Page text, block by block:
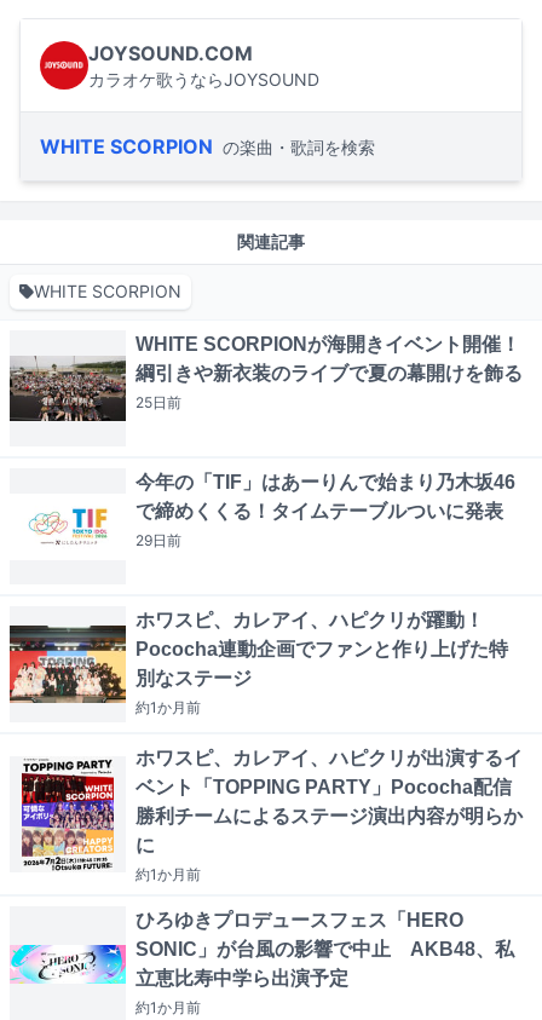
JOYSOUND.COM
カラオケ歌うならJOYSOUND
WHITE SCORPION の楽曲・歌詞を検索
関連記事
WHITE SCORPION
WHITE SCORPIONが海開きイベント開催！
綱引きや新衣装のライブで夏の幕開けを飾る
25日前
今年の「TIF」はあーりんで始まり乃木坂46
で締めくくる！タイムテーブルついに発表
29日前
ホワスピ、カレアイ、ハピクリが躍動！
Pococha連動企画でファンと作り上げた特
別なステージ
約1か月前
ホワスピ、カレアイ、ハピクリが出演するイ
ベント「TOPPING PARTY」Pococha配信
勝利チームによるステージ演出内容が明らか
に
約1か月前
ひろゆきプロデュースフェス「HERO
SONIC」が台風の影響で中止 AKB48、私
立恵比寿中学ら出演予定
約1か月前